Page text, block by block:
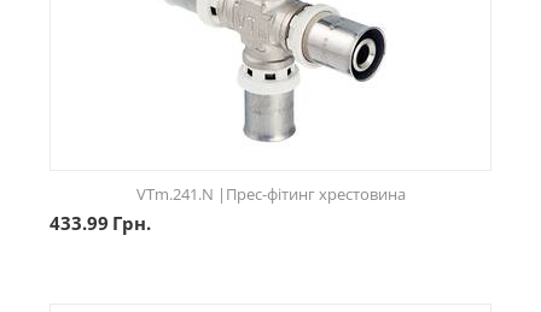
VTm.241.N |Прес-фітинг хрестовина
433.99 Грн.